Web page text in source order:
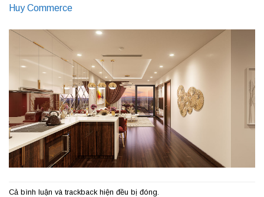
Huy Commerce
Cả bình luận và trackback hiện đều bị đóng.